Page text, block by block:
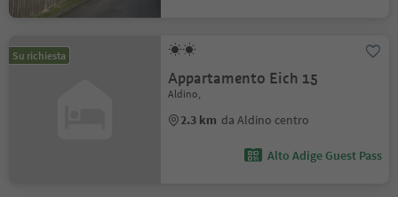
Su richiesta
Appartamento Eich 15
Aldino,
2.3 km da Aldino centro
Alto Adige Guest Pass